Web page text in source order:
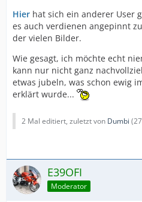
Hier hat sich ein anderer User
es auch verdienen angepinnt
der vielen Bilder.
Wie gesagt, ich möchte echt
kann nur nicht ganz
etwas jubeln, was schon ewig
erklärt wurde...
2 Mal editiert, zuletzt von Dumbi (
E39OFI
Moderator